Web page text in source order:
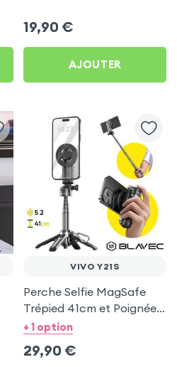
19,90 €
AJOUTER
VIVO Y21S
Perche Selfie MagSafe
Trépied 41cm et Poignée
Grip - Noir pour Vivo Y21s
+ 1 option
29,90 €